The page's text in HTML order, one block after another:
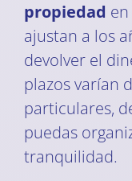
propiedad
ajustan a los
devolver el
plazos varían
particulares,
puedas
tranquilidad.